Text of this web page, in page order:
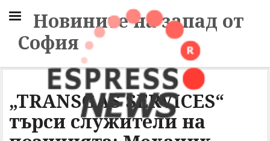
Новините на запад от
София
„TRANSGAS SERVICES“
търси служители на